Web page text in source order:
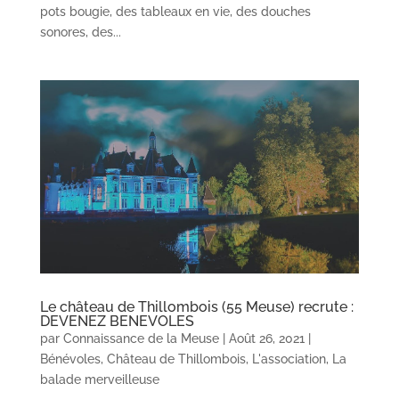
pots bougie, des tableaux en vie, des douches
sonores, des...
Le château de Thillombois (55 Meuse) recrute :
DEVENEZ BENEVOLES
par Connaissance de la Meuse| Août 26, 2021|
Bénévoles, Château de Thillombois, L'association, La
balade merveilleuse